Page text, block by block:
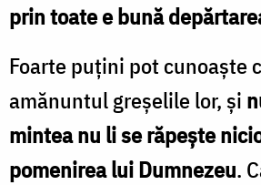
prin toate e bună
Foarte puțini pot cunoaște
amănuntul greșelile lor, și
mintea nu li se răpeș­te
pomenirea lui Dumnezeu.